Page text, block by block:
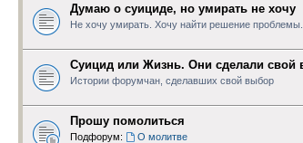
Думаю о суициде, но умирать не хочу
Не хочу умирать. Хочу найти решение проблемы.
Суицид или Жизнь. Они сделали свой
Истории форумчан, сделавших свой выбор
Прошу помолиться
Подфорум: О молитве